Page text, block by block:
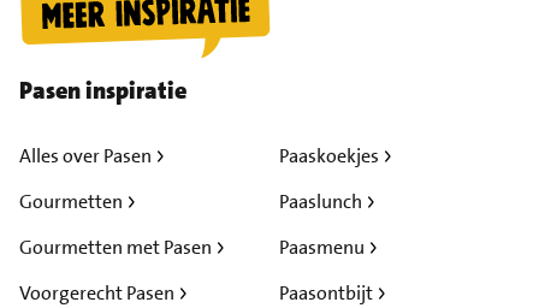
Pasen inspiratie
Alles over Pasen
Gourmetten
Gourmetten met Pasen
Voorgerecht Pasen
Paaskoekjes
Paaslunch
Paasmenu
Paasontbijt